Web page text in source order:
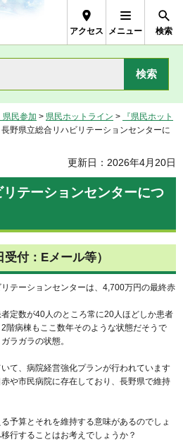
Prefecture
アクセス メニュー 検索
県民参加 > 県民ホットライン >
『県民ホット
長野県立総合リハビリテーションセンターに
更新日：2026年4月20日
テーションセンターにつ
付：Eメール等）
テーションセンターは、4,700万円の最終赤
定数が40人のところ常に20人ほどしか患者
階病棟もここ数年そのような状態だそうで
ラガラの状態。
て、病院経営強化プランが行われています
や市民病院に存在しており、長野県で維持
予算とそれを維持する意味があるのでしょ
行することはお考えでしょうか？